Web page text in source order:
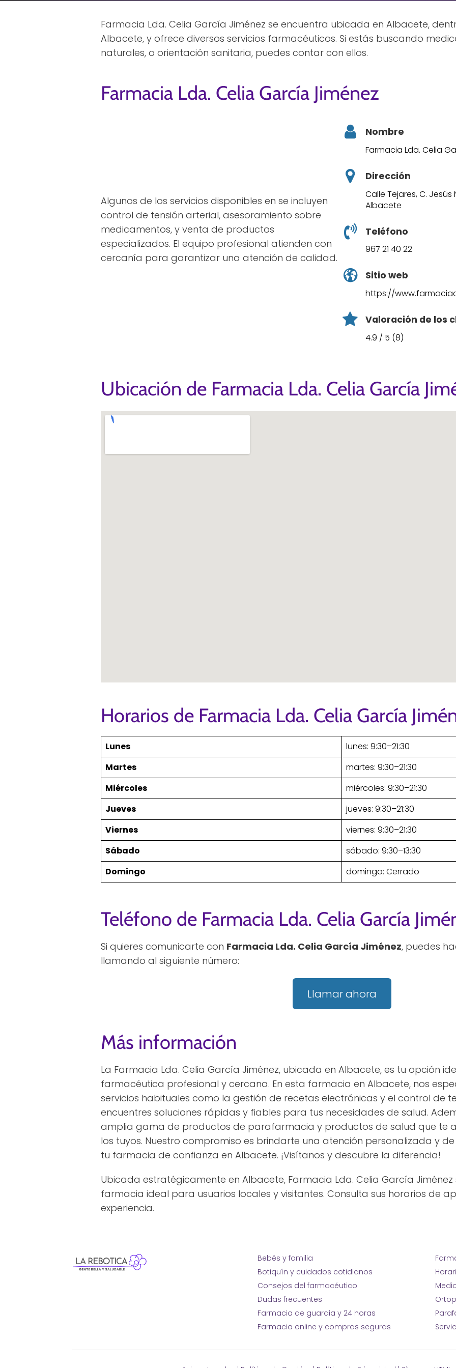
Farmacia Lda. Celia García Jiménez se encuentra ubicada en Albacete,
Albacete, y ofrece diversos servicios farmacéuticos. Si estás buscando
naturales, o orientación sanitaria, puedes contar con ellos.
Farmacia Lda. Celia García Jiménez
Algunos de los servicios disponibles en se incluyen
control de tensión arterial, asesoramiento sobre
medicamentos, y venta de productos
especializados. El equipo profesional atienden con
cercanía para garantizar una atención de calidad.
Nombre
Farmacia Lda. Celia
Dirección
Calle Tejares, C. Jesús
Albacete
Teléfono
967 21 40 22
Sitio web
https://
Valoración de los
4.9 / 5 (8)
Ubicación de Farmacia Lda. Celia García
Horarios de Farmacia Lda. Celia García
Lunes
lunes: 9:30–21:30
Martes
martes: 9:30–21:30
Miércoles
miércoles: 9:30–21:30
Jueves
jueves: 9:30–21:30
Viernes
viernes: 9:30–21:30
Sábado
sábado: 9:30–13:30
Domingo
domingo: Cerrado
Teléfono de Farmacia Lda. Celia García
Si quieres comunicarte con Farmacia Lda. Celia García Jiménez, puedes
llamando al siguiente número:
Llamar ahora
Más información
La Farmacia Lda. Celia García Jiménez, ubicada en Albacete, es tu opción
farmacéutica profesional y cercana. En esta farmacia en Albacete, nos
servicios habituales como la gestión de recetas electrónicas y el control de
encuentres soluciones rápidas y fiables para tus necesidades de salud.
amplia gama de productos de parafarmacia y productos de salud que te
los tuyos. Nuestro compromiso es brindarte una atención personalizada y
tu farmacia de confianza en Albacete. ¡Visítanos y descubre la diferencia!
Ubicada estratégicamente en Albacete, Farmacia Lda. Celia García Jiménez
farmacia ideal para usuarios locales y visitantes. Consulta sus horarios de
experiencia.
Bebés y familia
Botiquín y cuidados cotidianos
Consejos del farmacéutico
Dudas frecuentes
Farmacia de guardia y 24 horas
Farmacia online y compras seguras